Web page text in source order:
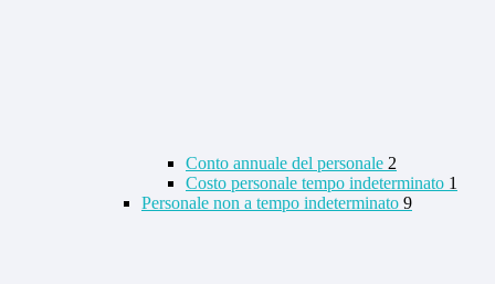
Conto annuale del personale 2
Costo personale tempo indeterminato 1
Personale non a tempo indeterminato 9